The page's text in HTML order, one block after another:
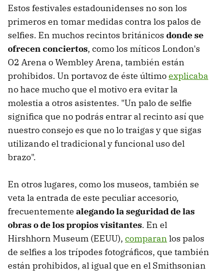
Estos festivales estadounidenses no son los
primeros en tomar medidas contra los palos de
selfies. En muchos recintos británicos donde se
ofrecen conciertos, como los míticos London's
O2 Arena o Wembley Arena, también están
prohibidos. Un portavoz de éste últimoexplicaba
no hace mucho que el motivo era evitar la
molestia a otros asistentes. "Un palo de selfie
significa que no podrás entrar al recinto así que
nuestro consejo es que no lo traigas y que sigas
utilizando el tradicional y funcional uso del
brazo".
En otros lugares, como los museos, también se
veta la entrada de este peculiar accesorio,
frecuentemente alegando la seguridad de las
obras o de los propios visitantes. En el
Hirshhorn Museum (EEUU), comparan los palos
de selfies a los trípodes fotográficos, que también
están prohibidos, al igual que en el Smithsonian